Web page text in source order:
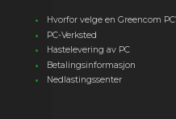
Hvorfor velge en Greencom
PC-Verksted
Hastelevering av PC
Betalingsinformasjon
Nedlastingssenter